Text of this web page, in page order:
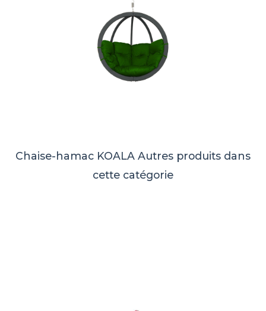
Chaise-hamac KOALA Autres produits dans
cette catégorie